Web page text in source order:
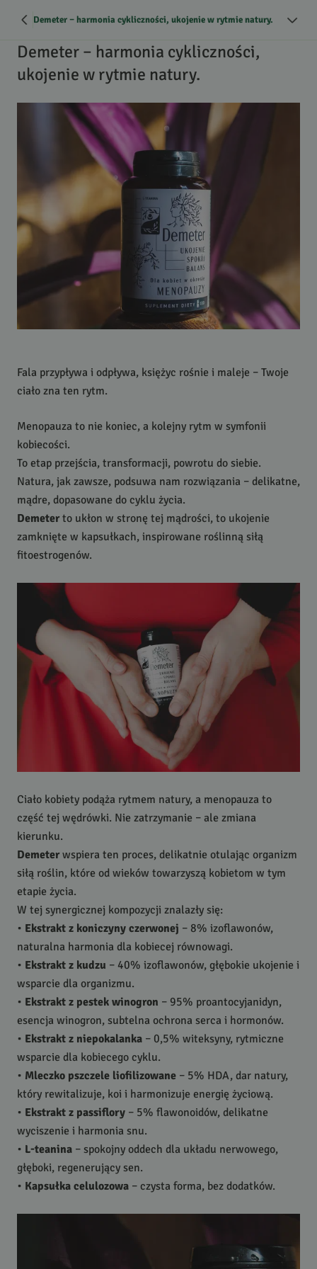
Demeter – harmonia cykliczności, ukojenie w rytmie natury.
Demeter – harmonia cykliczności,
ukojenie w rytmie natury.
Fala przypływa i odpływa, księżyc rośnie i maleje – Twoje
ciało zna ten rytm.
Menopauza to nie koniec, a kolejny rytm w symfonii
kobiecości.
To etap przejścia, transformacji, powrotu do siebie.
Natura, jak zawsze, podsuwa nam rozwiązania – delikatne,
mądre, dopasowane do cyklu życia.
Demeterto ukłon w stronę tej mądrości, to ukojenie
zamknięte w kapsułkach, inspirowane roślinną siłą
fitoestrogenów.
Ciało kobiety podąża rytmem natury, a menopauza to
część tej wędrówki. Nie zatrzymanie – ale zmiana
kierunku.
Demeterwspiera ten proces, delikatnie otulając organizm
siłą roślin, które od wieków towarzyszą kobietom w tym
etapie życia.
W tej synergicznej kompozycji znalazły się:
• Ekstrakt z koniczyny czerwonej – 8% izoflawonów,
naturalna harmonia dla kobiecej równowagi.
• Ekstrakt z kudzu – 40% izoflawonów, głębokie ukojenie i
wsparcie dla organizmu.
• Ekstrakt z pestek winogron – 95% proantocyjanidyn,
esencja winogron, subtelna ochrona serca i hormonów.
• Ekstrakt z niepokalanka – 0,5% witeksyny, rytmiczne
wsparcie dla kobiecego cyklu.
• Mleczko pszczele liofilizowane – 5% HDA, dar natury,
który rewitalizuje, koi i harmonizuje energię życiową.
• Ekstrakt z passiflory – 5% flawonoidów, delikatne
wyciszenie i harmonia snu.
• L-teanina – spokojny oddech dla układu nerwowego,
głęboki, regenerujący sen.
• Kapsułka celulozowa – czysta forma, bez dodatków.